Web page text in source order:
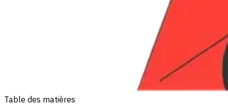
Table des matières